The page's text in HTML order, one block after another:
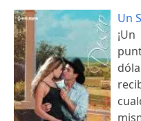
Un